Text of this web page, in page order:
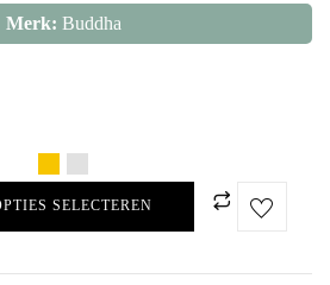
Merk: Buddha
SELECTEREN